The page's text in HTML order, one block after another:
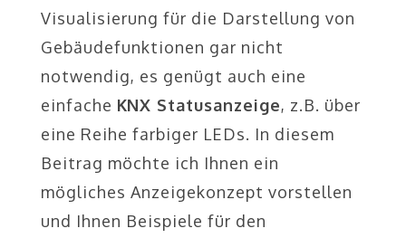
Visualisierung für die Darstellung von
Gebäudefunktionen gar nicht
notwendig, es genügt auch eine
einfache KNX Statusanzeige, z.B. über
eine Reihe farbiger LEDs. In diesem
Beitrag möchte ich Ihnen ein
mögliches Anzeigekonzept vorstellen
und Ihnen Beispiele für den